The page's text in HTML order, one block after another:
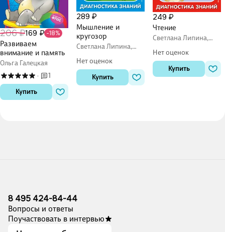
206 ₽169 ₽ -18%
Развиваем
внимание и память
Ольга Галецкая
·
1
Купить
289 ₽
Мышление и
кругозор
Светлана Липина,
Нет оценок
Купить
249 ₽
Чтение
Светлана Липина,
Нет оценок
Купить
8 495 424-84-44
Вопросы и ответы
Поучаствовать в интервью